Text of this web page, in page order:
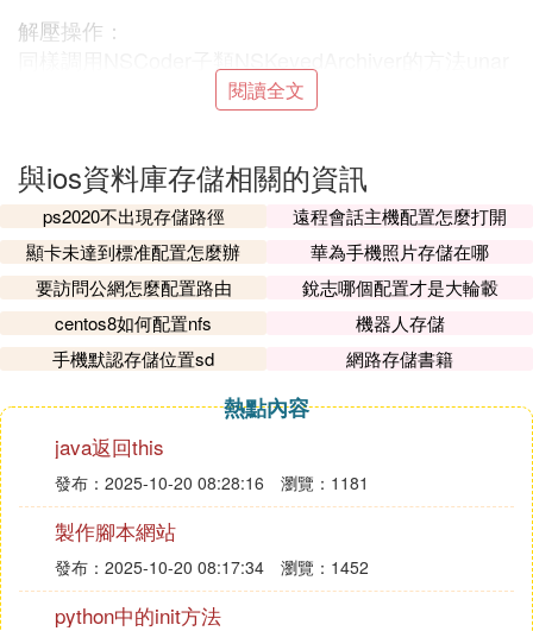
解壓操作：
chiveRootObject:toFile: 即可
bjectWithFile:path] retain];
缺點：歸檔的形式來保存數據，只能一次性歸檔保存
以及一次性解壓。所以只能針對小量數據，而且對數
據操作比較笨拙，即如果想改動數據的某一小部分，
還是需要解壓整個數據或者歸檔整個數據。
用戶保存的數據。用戶再次打開程序或開機後這些數
據仍然存在。NSUserDefaults可以存儲的數據類型包
括：NSData、NSString、NSNumber、NSDate、N
SArray、NSDictionary。如果要存儲其他類型，則需
要轉換為前面的類型，才能用NSUserDefaults存儲。
具體實現為：
保存數據：
閱讀全文
與ios資料庫存儲相關的資訊
ps2020不出現存儲路徑
遠程會話主機配置怎麼打開
顯卡未達到標准配置怎麼辦
華為手機照片存儲在哪
要訪問公網怎麼配置路由
銳志哪個配置才是大輪轂
centos8如何配置nfs
機器人存儲
手機默認存儲位置sd
網路存儲書籍
熱點內容
java返回this
發布：2025-10-20 08:28:16 瀏覽：1181
製作腳本網站
發布：2025-10-20 08:17:34 瀏覽：1452
python中的init方法